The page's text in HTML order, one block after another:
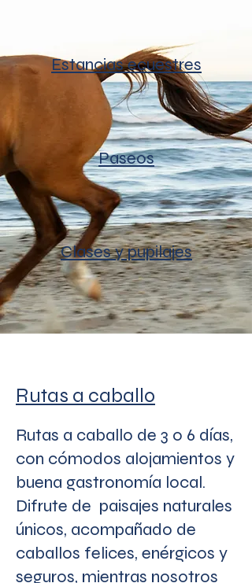
Estancias ecuestres
Paseos
Clases y pupilajes
Rutas a caballo
Rutas a caballo de 3 o 6 días,
con cómodos alojamientos y
buena gastronomía local.
Difrute de paisajes naturales
únicos, acompañado de
caballos felices, enérgicos y
seguros, mientras nosotros